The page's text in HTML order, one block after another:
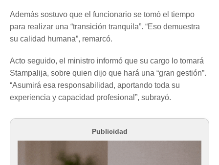
Además sostuvo que el funcionario se tomó el tiempo
para realizar una “transición tranquila”. “Eso demuestra
su calidad humana”, remarcó.
Acto seguido, el ministro informó que su cargo lo tomará
Stampalija, sobre quien dijo que hará una “gran gestión”.
“Asumirá esa responsabilidad, aportando toda su
experiencia y capacidad profesional”, subrayó.
Publicidad